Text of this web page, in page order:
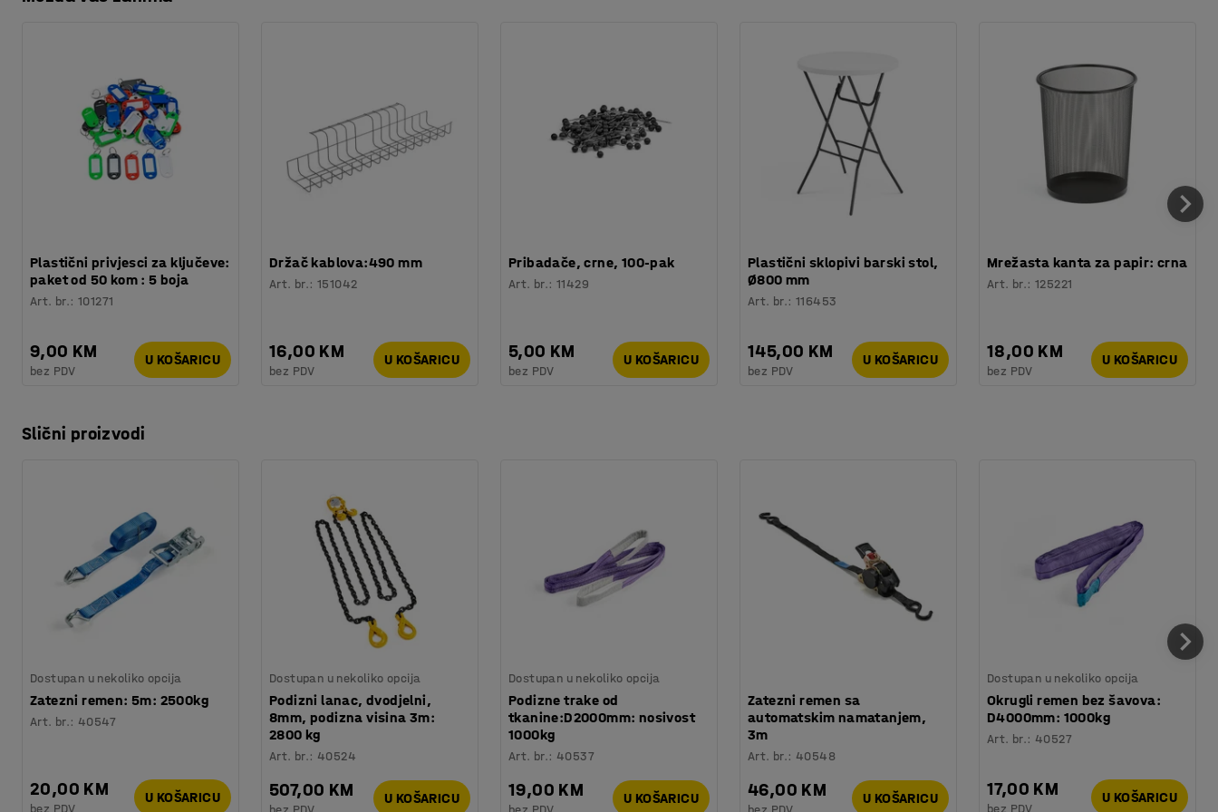
Potreban broj osoba: 1
Plastični privjesci za ključeve:
paket od 50 kom : 5 boja
Art. br.:101271
9,00 KM
bez PDV
U KOŠARICU
Držač kablova:490 mm
Art. br.:151042
16,00 KM
bez PDV
U KOŠARICU
Pribadače, crne, 100-pak
Art. br.:11429
5,00 KM
bez PDV
U KOŠARICU
Plastični sklopivi barski stol,
Ø800 mm
Art. br.:116453
145,00 KM
bez PDV
U KOŠARICU
Mrežasta kanta za papir: crna
Art. br.:125221
18,00 KM
bez PDV
U KOŠARICU
Slični proizvodi
Dostupan u nekoliko opcija
Zatezni remen: 5m: 2500kg
Art. br.: 40547
20,00 KM
bez PDV
U KOŠARICU
Dostupan u nekoliko opcija
Podizni lanac, dvodjelni,
8mm, podizna visina 3m:
2800 kg
Art. br.: 40524
507,00 KM U KOŠARICU
Dostupan u nekoliko opcija
Podizne trake od
tkanine:D2000mm: nosivost
1000kg
Art. br.: 40537
19,00 KM U KOŠARICU
Zatezni remen sa
automatskim namatanjem,
3m
Art. br.: 40548
46,00 KM U KOŠARICU
Dostupan u nekoliko opcija
Okrugli remen bez šavova:
D4000mm: 1000kg
Art. br.: 40527
17,00 KM
bez PDV
U KOŠARICU